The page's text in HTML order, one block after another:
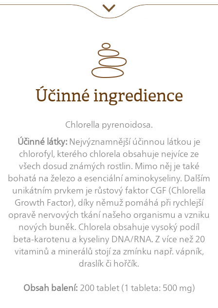
Účinné ingredience
Chlorella pyrenoidosa.
Účinné látky: Nejvýznamnější účinnou látkou je
chlorofyl, kterého chlorela obsahuje nejvíce ze
všech dosud známých rostlin. Mimo něj je také
bohatá na železo a esenciální aminokyseliny. Dalším
unikátním prvkem je růstový faktor CGF (Chlorella
Growth Factor), díky němuž pomáhá při rychlejší
opravě nervových tkání našeho organismu a vzniku
nových buněk. Chlorela obsahuje vysoký podíl
beta-karotenu a kyseliny DNA/RNA. Z více než 20
vitaminů a minerálů stojí za zmínku např. vápník,
draslík či hořčík.
Obsah balení: 200 tablet (1 tableta: 500 mg)